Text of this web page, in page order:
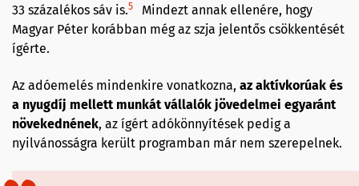
33 százalékos sáv is.5
Mindezt annak ellenére, hogy
Magyar Péter korábban még az szja jelentős csökkentését
ígérte.
Az adóemelés mindenkire vonatkozna, az aktívkorúak és
a nyugdíj mellett munkát vállalók jövedelmei egyaránt
növekednének, az ígért adókönnyítések pedig a
nyilvánosságra került programban már nem szerepelnek.